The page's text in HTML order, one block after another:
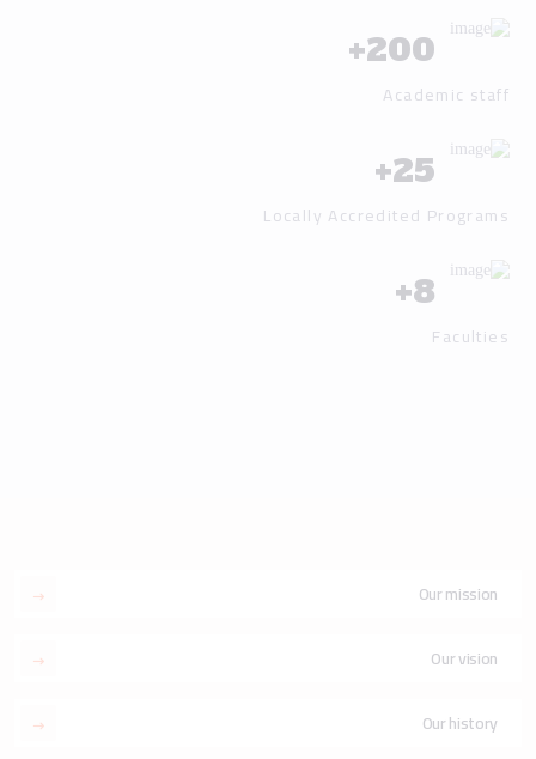
200
+
Academic staff
25
+
Locally Accredited Programs
8
+
Faculties
Our mission
Our vision
Our history